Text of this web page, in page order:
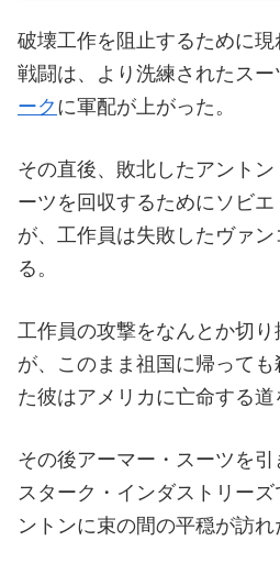
破壊工作を阻止するために現
戦闘は、より洗練されたスー
ーク に軍配が上がった。
その直後、敗北したアント
ーツを回収するためにソビ
が、工作員は失敗したヴァ
る。
工作員の攻撃をなんとか切
が、このまま祖国に帰っても
た彼はアメリカに亡命する道
その後アーマー・スーツを引
スターク・インダストリー
ントンに束の間の平穏が訪れ